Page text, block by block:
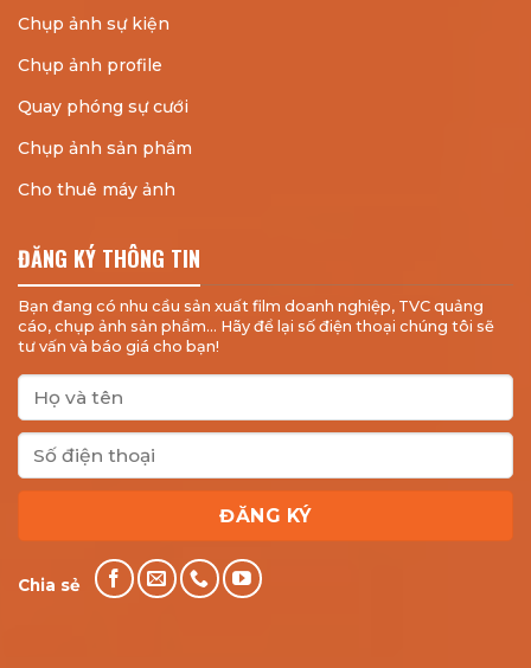
Chụp ảnh sự kiện
Chụp ảnh profile
Quay phóng sự cưới
Chụp ảnh sản phẩm
Cho thuê máy ảnh
ĐĂNG KÝ THÔNG TIN
Bạn đang có nhu cầu sản xuất film doanh nghiệp, TVC quảng
cáo, chụp ảnh sản phẩm... Hãy để lại số điện thoại chúng tôi sẽ
tư vấn và báo giá cho bạn!
Chia sẻ